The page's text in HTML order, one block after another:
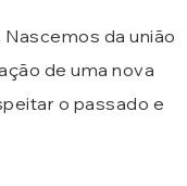
Nascemos da união
de uma nova
o passado e